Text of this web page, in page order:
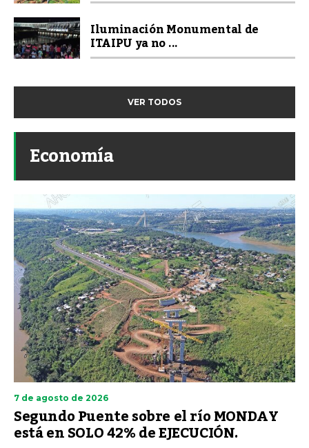
Iluminación Monumental de
ITAIPU ya no ...
VER TODOS
Economía
7 de agosto de 2026
Segundo Puente sobre el río MONDAY
está en SOLO 42% de EJECUCIÓN.